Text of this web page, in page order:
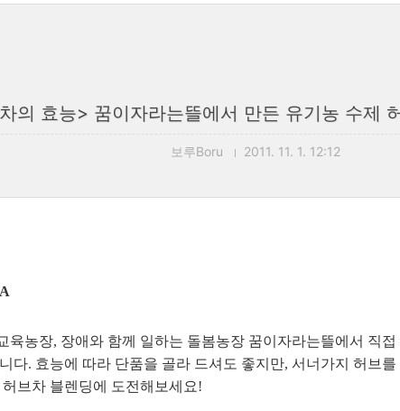
의 효능> 꿈이자라는뜰에서 만든 유기농 수제
보루Boru 2011. 11. 1. 12:12
육농장, 장애와 함께 일하는 돌봄농장 꿈이자라는뜰에서 직
다. 효능에 따라 단품을 골라 드셔도 좋지만, 서너가지 허브
브차 블렌딩에 도전해보세요!